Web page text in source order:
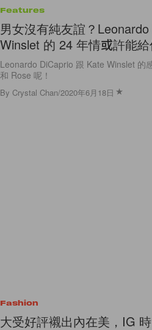
Features
男女沒有純友誼？
Winslet 的 24 年情或許能給
Leonardo DiCaprio 跟 Kate Winslet 的
和 Rose 呢！
By Crystal Chan/2020年6月18日
Fashion
大受好評襯出內在美，IG